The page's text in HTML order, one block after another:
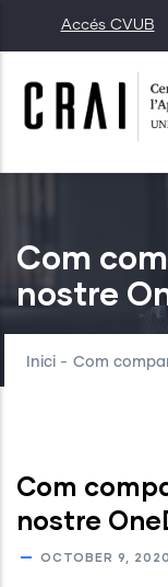
al
contingut
Accés CVUB
Com
nostre
Inici - Com
Com
nostre
OCTOBER 9, 2020